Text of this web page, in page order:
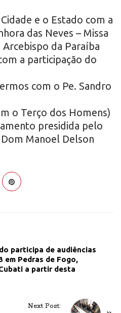
e o Estado com a
das Neves – Missa
da Paraíba
a participação do
com o Pe. Sandro
o Terço dos Homens)
presidida pelo
Manoel Delson
participa de audiências
em Pedras de Fogo,
a partir desta
Next Post: